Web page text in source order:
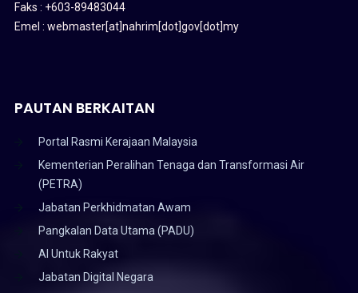
Faks : +603-89483044
Emel : webmaster[at]nahrim[dot]gov[dot]my
PAUTAN BERKAITAN
Portal Rasmi Kerajaan Malaysia
Kementerian Peralihan Tenaga dan Transformasi Air
(PETRA)
Jabatan Perkhidmatan Awam
Pangkalan Data Utama (PADU)
AI Untuk Rakyat
Jabatan Digital Negara